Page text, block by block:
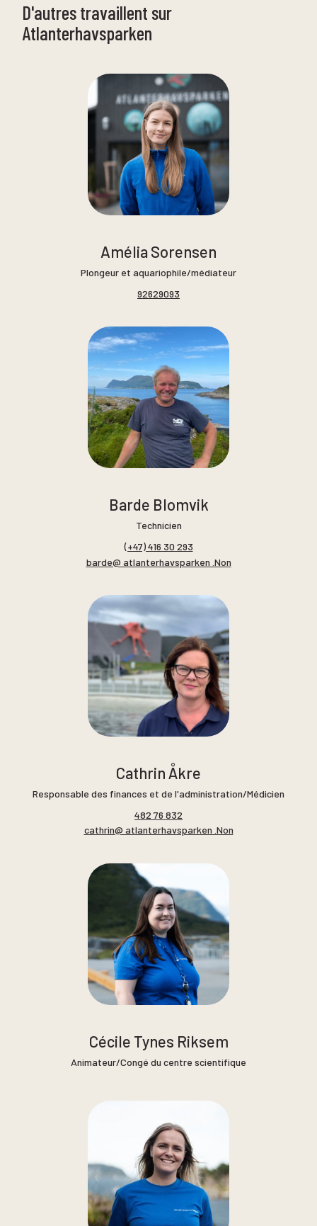
D'autres travaillent sur
Atlanterhavsparken
Amélia Sorensen
Plongeur et aquariophile/médiateur
92629093
Barde Blomvik
Technicien
(+47) 416 30 293
barde@ atlanterhavsparken .Non
Cathrin Åkre
Responsable des finances et de l'administration/Médicien
482 76 832
cathrin@ atlanterhavsparken .Non
Cécile Tynes Riksem
Animateur/Congé du centre scientifique